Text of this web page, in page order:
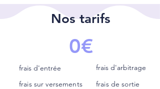
Nos tarifs
0€
frais d'entrée
frais sur versements
frais d'arbitrage
frais de sortie